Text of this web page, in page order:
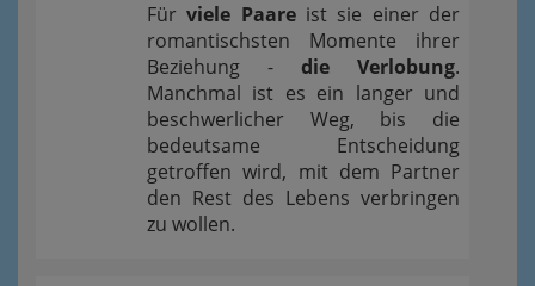
Fürviele Paareist sie einer der
romantischsten Momente ihrer
Beziehung - die Verlobung.
Manchmal ist es ein langer und
beschwerlicher Weg, bis die
bedeutsame Entscheidung
getroffen wird, mit dem Partner
den Rest des Lebens verbringen
zu wollen.